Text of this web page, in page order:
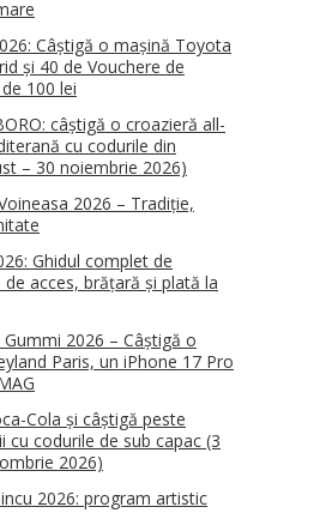
Câștigă o mașină Toyota
și 40 de Vouchere de
100 lei
câștigă o croazieră all-
cu codurile din
– 30 noiembrie 2026)
2026 – Tradiție,
Ghidul complet de
acces, brățară și plată la
2026 – Câștigă o
Paris, un iPhone 17 Pro
Cola și câștigă peste
cu codurile de sub capac (3
2026)
2026: program artistic